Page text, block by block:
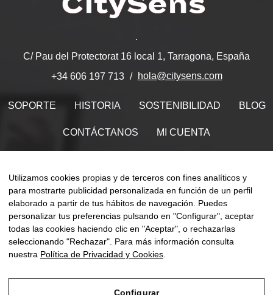
.
C/ Pau del Protectorat 16 local 1, Tarragona, España
+34 606 197 713
hola@citysens.com
SOPORTE HISTORIA SOSTENIBILIDAD BLOG
CONTÁCTANOS MI CUENTA
ES 0
Utilizamos cookies propias y de terceros con fines analíticos y
para mostrarte publicidad personalizada en función de un perfil
elaborado a partir de tus hábitos de navegación. Puedes
personalizar tus preferencias pulsando en "Configurar", aceptar
todas las cookies haciendo clic en "Aceptar", o rechazarlas
seleccionando "Rechazar". Para más información consulta
nuestra Política de Privacidad y Cookies
Configurar